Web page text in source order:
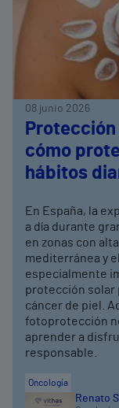
08 junio 2026
cómo
hábitos
En España, la
a día durante
en zonas con
mediterránea y
especialmente
protección solar
cáncer de piel.
fotoprotección
aprender a
responsable.
Oncología
Renato